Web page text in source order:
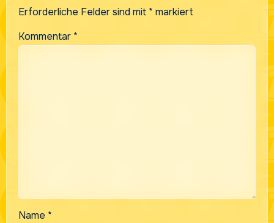
Erforderliche Felder sind mit * markiert
Kommentar *
Name *